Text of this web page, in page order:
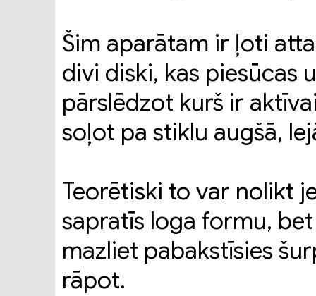
Šim aparātam ir ļoti
divi diski, kas piesūcas
pārslēdzot kurš ir
soļot pa stiklu augšā,
Teorētiski to var nolikt
sapratīs loga formu,
mazliet pabakstīsies
rāpot.